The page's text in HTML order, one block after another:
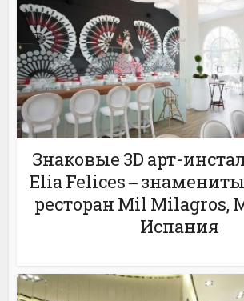
Знаковые 3D арт-
Elia Felices ‒
ресторан Mil Milagros,
Испания